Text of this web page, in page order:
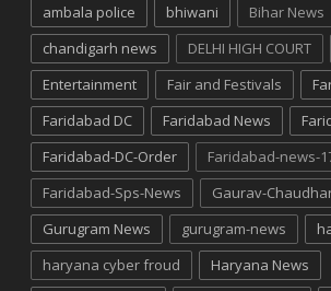
ambala police
bhiwani
Bihar News
chandigarh news
DELHI HIGH COURT
Entertainment
Fair and Festivals
Faridabad DC
Faridabad News
Faridabad-DC-Order
Faridabad-news-
Faridabad-Sps-News
Gaurav-
Gurugram News
gurugram-news
haryana cyber froud
Haryana News